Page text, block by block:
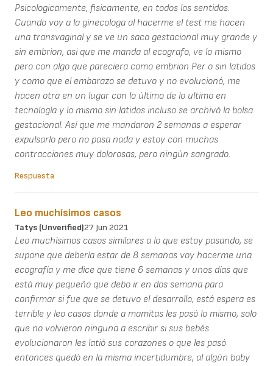
Psicologicamente, fisicamente, en todos los sentidos.
Cuando voy a la ginecologa al hacerme el test me hacen
una transvaginal y se ve un saco gestacional muy grande y
sin embrion, asi que me manda al ecografo, ve lo mismo
pero con algo que pareciera como embrion Per o sin latidos
y como que el embarazo se detuvo y no evolucionó, me
hacen otra en un lugar con lo último de lo ultimo en
tecnología y lo mismo sin latidos incluso se archivó la bolsa
gestacional. Así que me mandaron 2 semanas a esperar
expulsarlo pero no pasa nada y estoy con muchas
contracciones muy dolorosas, pero ningún sangrado.
Respuesta
Leo muchísimos casos
Tatys (unverified)27 Jun 2021
Leo muchísimos casos similares a lo que estoy pasando, se
supone que debería estar de 8 semanas voy hacerme una
ecografía y me dice que tiene 6 semanas y unos días que
está muy pequeño que debo ir en dos semana para
confirmar si fue que se detuvo el desarrollo, está espera es
terrible y leo casos donde a mamitas les pasó lo mismo, solo
que no volvieron ninguna a escribir si sus bebés
evolucionaron les latió sus corazones o que les pasó
entonces quedó en la misma incertidumbre, al algún baby